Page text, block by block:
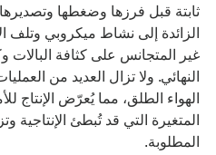
ثابتة قبل فرزها وضغطها
الزائدة إلى نشاط ميكروبي وتلف
غير المتجانس على كثافة البالات
النهائي. ولا تزال العديد من
الهواء الطلق، مما يُعرّض الإنتاج
المتغيرة التي قد تُبطئ
المطلوبة.